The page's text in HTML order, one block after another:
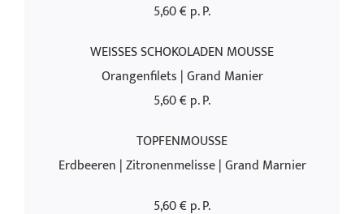
5,60 € p. P.
WEISSES SCHOKOLADEN MOUSSE
Orangenfilets | Grand Manier
5,60 € p. P.
TOPFENMOUSSE
Erdbeeren | Zitronenmelisse | Grand Marnier
5,60 € p. P.